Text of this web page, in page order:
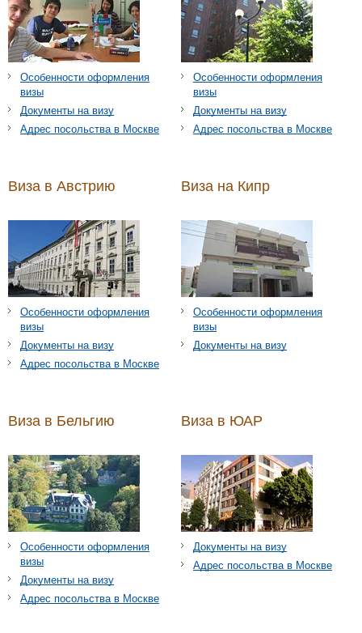
Особенности оформления
визы
Документы на визу
Адрес посольства в Москве
Особенности оформления
визы
Документы на визу
Адрес посольства в Москве
Виза в Австрию
Особенности оформления
визы
Документы на визу
Адрес посольства в Москве
Виза на Кипр
Особенности оформления
визы
Документы на визу
Виза в Бельгию
Особенности оформления
визы
Документы на визу
Адрес посольства в Москве
Виза в ЮАР
Документы на визу
Адрес посольства в Москве